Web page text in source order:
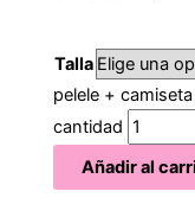
Talla
pelele +
cantidad
Añadir al